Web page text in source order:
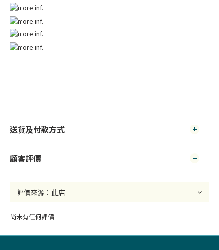
送貨及付款方式
顧客評價
尚未有任何評價